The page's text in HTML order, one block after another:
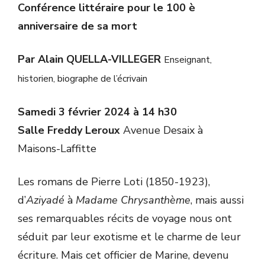
Conférence littéraire pour le 100 è
anniversaire de sa mort
Par Alain QUELLA-VILLEGER Enseignant,
historien, biographe de l’écrivain
Samedi 3 février 2024 à 14 h30
Salle Freddy Leroux Avenue Desaix à
Maisons-Laffitte
Les romans de Pierre Loti (1850-1923),
d’Aziyadé à Madame Chrysanthème, mais aussi
ses remarquables récits de voyage nous ont
séduit par leur exotisme et le charme de leur
écriture. Mais cet officier de Marine, devenu